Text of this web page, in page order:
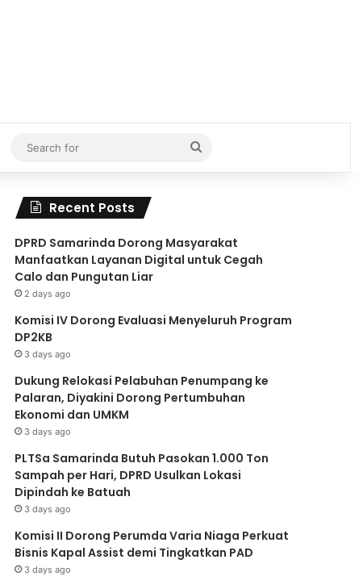
Search
for
Recent Posts
DPRD Samarinda Dorong Masyarakat
Manfaatkan Layanan Digital untuk Cegah
Calo dan Pungutan Liar
2 days ago
Komisi IV Dorong Evaluasi Menyeluruh Program
DP2KB
3 days ago
Dukung Relokasi Pelabuhan Penumpang ke
Palaran, Diyakini Dorong Pertumbuhan
Ekonomi dan UMKM
3 days ago
PLTSa Samarinda Butuh Pasokan 1.000 Ton
Sampah per Hari, DPRD Usulkan Lokasi
Dipindah ke Batuah
3 days ago
Komisi II Dorong Perumda Varia Niaga Perkuat
Bisnis Kapal Assist demi Tingkatkan PAD
3 days ago